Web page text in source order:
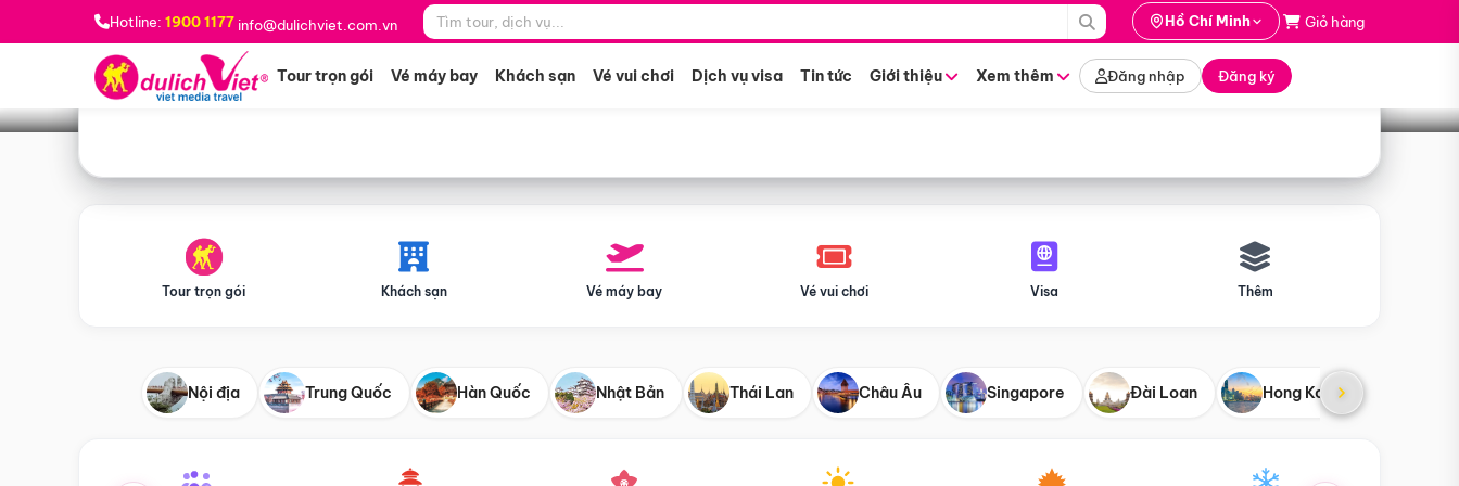
Hotline: 1900 1177 info@dulichviet.com.vn Hồ Chí Minh Giỏ hàng
Tour trọn gói Vé máy bay Khách sạn Vé vui chơi Dịch vụ visa Tin tức Giới thiệu Xem thêm Đăng nhập Đăng ký
Bạn muốn đi đâu? *
Tìm tour
Tour trọn gói Khách sạn Vé máy bay Vé vui chơi Visa Thêm
Nội địa Trung Quốc Hàn Quốc Nhật Bản Thái Lan Châu Âu Singapore Đài Loan Hong Kong